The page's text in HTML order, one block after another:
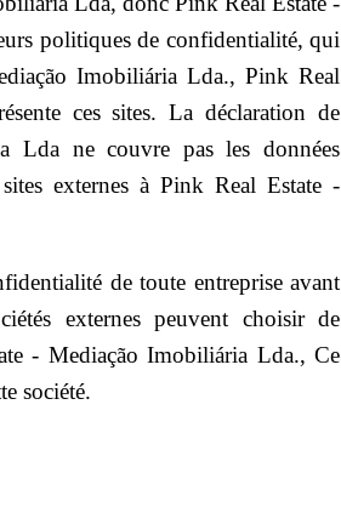
politiques de confidentialité, qui
Imobiliária Lda., Pink Real
ces sites. La déclaration de
Lda ne couvre pas les données
externes à Pink Real Estate -
de toute entreprise avant
externes peuvent choisir de
- Mediação Imobiliária Lda., Ce
société.